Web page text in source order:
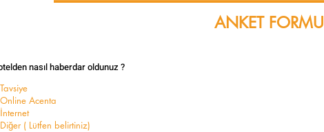
ANKET FORMU
nasıl haberdar oldunuz ?
Tavsiye
Online Acenta
İnternet
Diğer ( Lütfen belirtiniz)